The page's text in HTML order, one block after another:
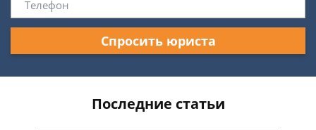
Спросить юриста
Последние статьи